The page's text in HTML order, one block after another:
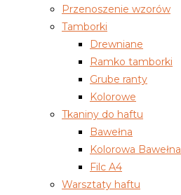
Przenoszenie wzorów
Tamborki
Drewniane
Ramko tamborki
Grube ranty
Kolorowe
Tkaniny do haftu
Bawełna
Kolorowa Bawełna
Filc A4
Warsztaty haftu